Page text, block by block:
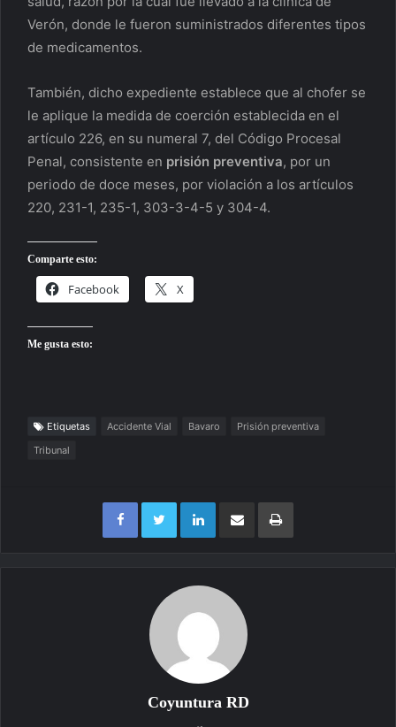
Verón, donde le fueron suministrados diferentes tipos
de medicamentos.
También, dicho expediente establece que al chofer se
le aplique la medida de coerción establecida en el
artículo 226, en su numeral 7, del Código Procesal
Penal, consistente en prisión preventiva, por un
periodo de doce meses, por violación a los artículos
220, 231-1, 235-1, 303-3-4-5 y 304-4.
Comparte esto:
Facebook X
Me gusta esto:
Etiquetas Accidente Vial Bavaro
Prisión preventiva
Tribunal
FacebookTwitterLinkedInCompartir por correo electrónicoImprimir
Coyuntura RD